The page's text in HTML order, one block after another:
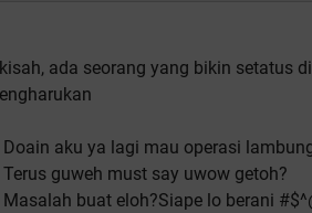
ada seorang yang bikin setatus
Doain aku ya lagi mau operasi
Terus guweh must say uwow getoh?
Masalah buat eloh?Siape lo berani